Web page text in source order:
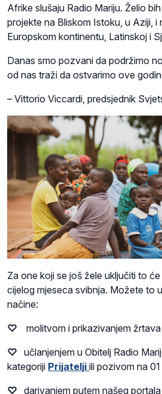
Afrike slušaju Radio Mariju. Želio
projekte na Bliskom Istoku, u Aziji, i
Europskom kontinentu, Latinskoj i
Danas smo pozvani da podržimo
od nas traži da ostvarimo ove
– Vittorio Viccardi, predsjednik
Za one koji se još žele uključiti to
cijelog mjeseca svibnja. Možete to
načine:
♡ molitvom i prikazivanjem
♡ učlanjenjem u Obitelj Radio
kategoriji Prijatelji ili pozivom na
♡ darivanjem putem našeg